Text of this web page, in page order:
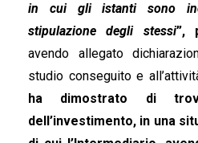
in cui gli istanti sono
stipulazione degli stessi”,
avendo allegato
studio conseguito e
ha dimostrato di
dell’investimento, in una